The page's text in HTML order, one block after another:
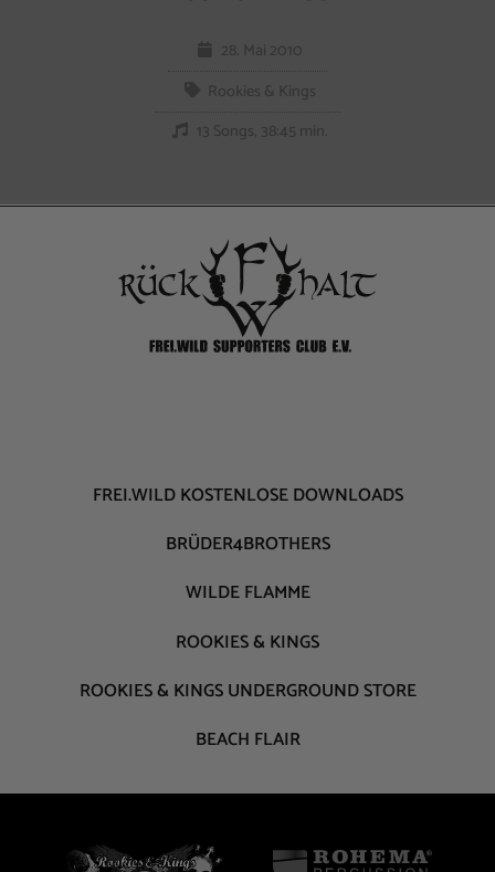
28. Mai 2010
Rookies & Kings
13 Songs, 38:45 min.
FREI.WILD KOSTENLOSE DOWNLOADS
BRÜDER4BROTHERS
WILDE FLAMME
ROOKIES & KINGS
ROOKIES & KINGS UNDERGROUND STORE
BEACH FLAIR